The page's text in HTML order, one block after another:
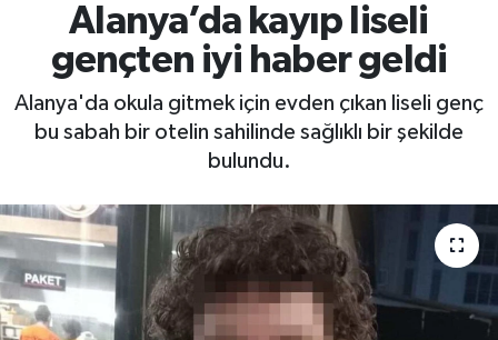
Alanya’da kayıp liseli
gençten iyi haber geldi
Alanya'da okula gitmek için evden çıkan liseli genç
bu sabah bir otelin sahilinde sağlıklı bir şekilde
bulundu.
Dünya
Gizlilik İlkeleri - Privacy Policy
Güncel
Gündem
Haber Arşivi